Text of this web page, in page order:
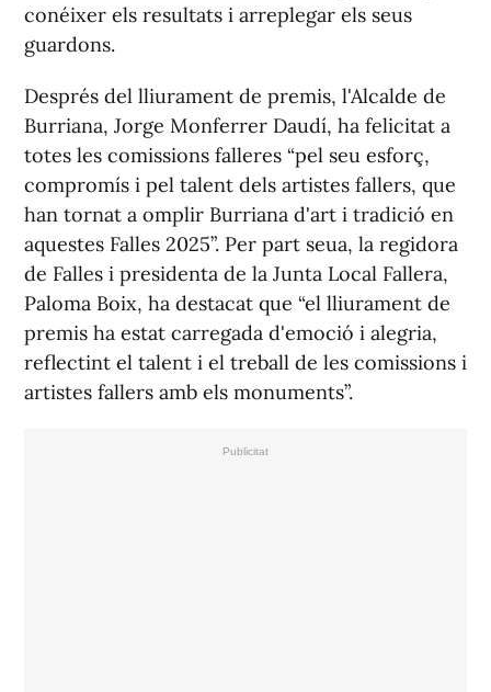
conéixer els resultats i arreplegar els seus
guardons.
Després del lliurament de premis, l'Alcalde de
Burriana, Jorge Monferrer Daudí, ha felicitat a
totes les comissions falleres “pel seu esforç,
compromís i pel talent dels artistes fallers, que
han tornat a omplir Burriana d'art i tradició en
aquestes Falles 2025”. Per part seua, la regidora
de Falles i presidenta de la Junta Local Fallera,
Paloma Boix, ha destacat que “el lliurament de
premis ha estat carregada d'emoció i alegria,
reflectint el talent i el treball de les comissions i
artistes fallers amb els monuments”.